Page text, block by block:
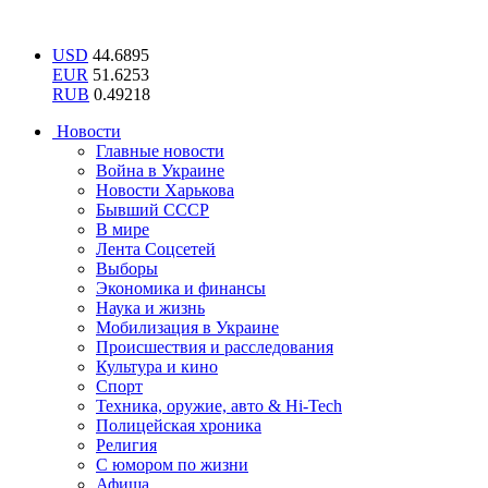
USD 44.6895
EUR 51.6253
RUB 0.49218
Новости
Главные новости
Война в Украине
Новости Харькова
Бывший СССР
В мире
Лента Соцсетей
Выборы
Экономика и финансы
Наука и жизнь
Мобилизация в Украине
Происшествия и расследования
Культура и кино
Спорт
Техника, оружие, авто & Hi-Tech
Полицейская хроника
Религия
С юмором по жизни
Афиша